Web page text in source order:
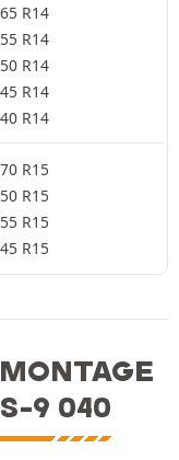
R14
R14
R14
R14
R14
R15
R15
R15
R15
9 040